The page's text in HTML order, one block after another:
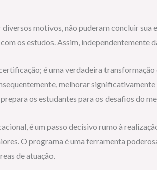
motivos, não puderam concluir
os estudos. Assim, independentemente
é uma verdadeira
melhorar
os estudantes para os desafios do
é um passo decisivo rumo à
O programa é uma ferramenta
de atuação.